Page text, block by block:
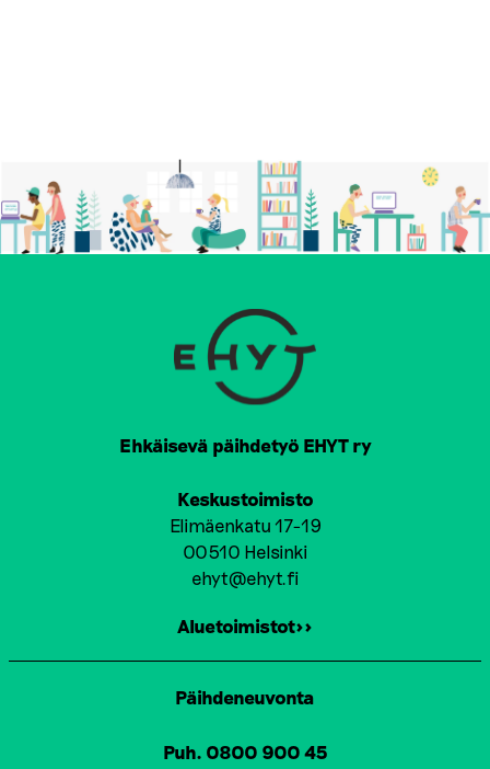
Ehkäisevä päihdetyö EHYT ry
Keskustoimisto
Elimäenkatu 17-19
00510 Helsinki
ehyt@ehyt.fi
Aluetoimistot>>
Päihdeneuvonta
Puh. 0800 900 45